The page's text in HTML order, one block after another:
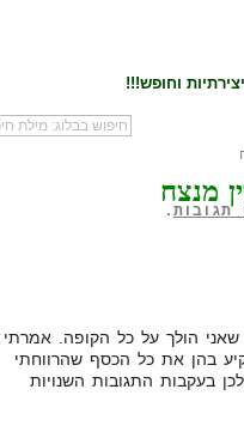
וחופש!!!
מנצח
.
שאני הולך על כל הקופה. אמרתי
ולהשקיע בהן את כל הכסף שהרווחתי
בעקבות התגובות השנויות